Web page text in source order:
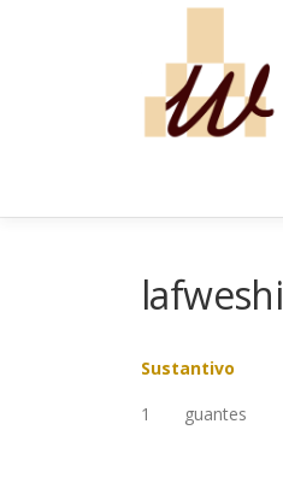
lafweshi
Sustantivo
1
guantes